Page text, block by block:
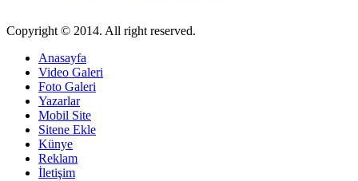
Copyright © 2014. All right reserved.
Anasayfa
Video Galeri
Foto Galeri
Yazarlar
Mobil Site
Sitene Ekle
Künye
Reklam
İletişim